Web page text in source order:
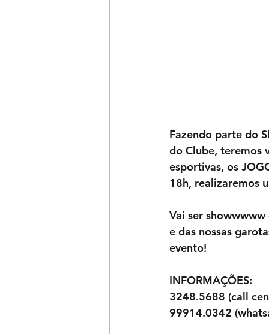
Fazendo parte do
do Clube, teremos
esportivas, os
18h, realizaremos
Vai ser
e das nossas
evento!
INFORMAÇÕES:
3248.5688 (call
99914.0342